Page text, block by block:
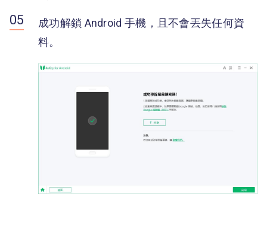
成功解鎖 Android 手機，且不會丟失任何資
料。